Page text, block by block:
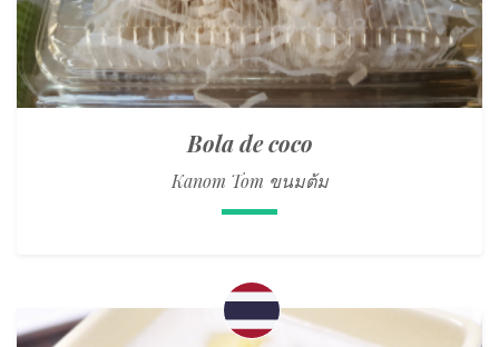
Bola de coco
Kanom Tom ขนมต้ม